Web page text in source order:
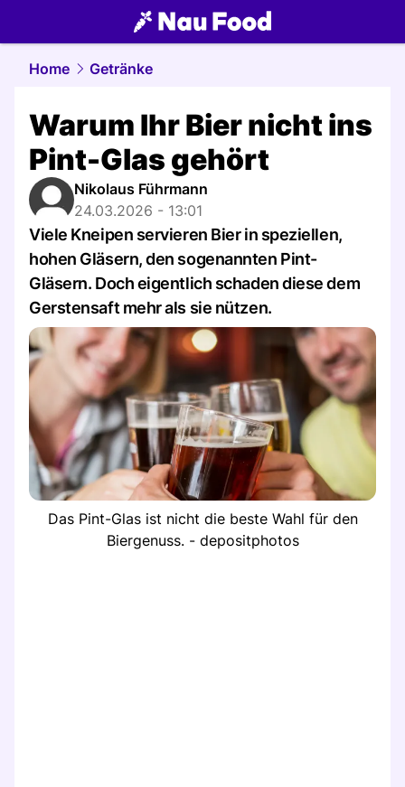
food.NAU.ch
Home Getränke
Warum Ihr Bier nicht ins
Pint-Glas gehört
Nikolaus Führmann
24.03.2026 - 13:01
Viele Kneipen servieren Bier in speziellen,
hohen Gläsern, den sogenannten Pint-
Gläsern. Doch eigentlich schaden diese dem
Gerstensaft mehr als sie nützen.
Das Pint-Glas ist nicht die beste Wahl für den
Biergenuss. - depositphotos